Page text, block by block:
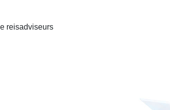
reisadviseurs